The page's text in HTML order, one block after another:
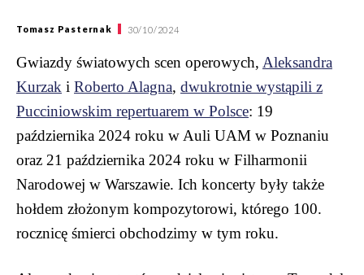
Tomasz Pasternak 30/10/2024
Gwiazdy światowych scen operowych, Aleksandra
Kurzak i Roberto Alagna, dwukrotnie wystąpili z
Pucciniowskim repertuarem w Polsce: 19
października 2024 roku w Auli UAM w Poznaniu
oraz 21 października 2024 roku w Filharmonii
Narodowej w Warszawie. Ich koncerty były także
hołdem złożonym kompozytorowi, którego 100.
rocznicę śmierci obchodzimy w tym roku.